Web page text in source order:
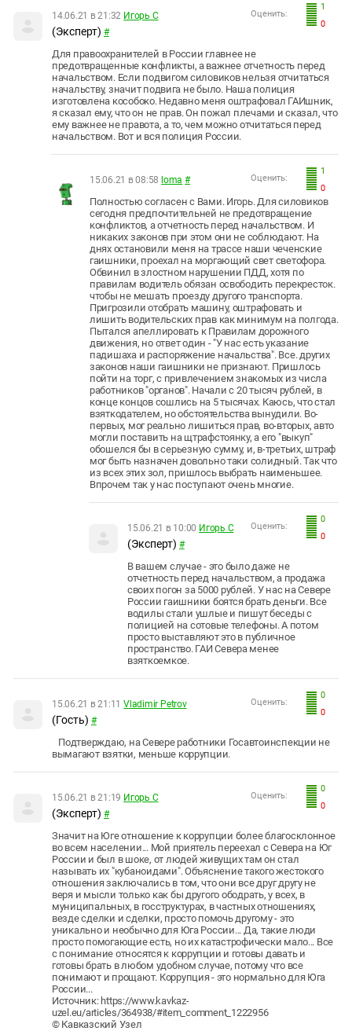
1
0
Оценить:
14.06.21 в 21:32 Игорь С
(Эксперт) #
Для правоохранителей в России главнее не
предотвращенные конфликты, а важнее отчетность перед
начальством. Если подвигом силовиков нельзя отчитаться
начальству, значит подвига не было. Наша полиция
изготовлена кособоко. Недавно меня оштрафовал ГАИшник,
я сказал ему, что он не прав. Он пожал плечами и сказал, что
ему важнее не правота, а то, чем можно отчитаться перед
начальством. Вот и вся полиция России.
1
0
Оценить:
15.06.21 в 08:58 loma #
Полностью согласен с Вами. Игорь. Для силовиков
сегодня предпочтительней не предотвращение
конфликтов, а отчетность перед начальством. И
никаких законов при этом они не соблюдают. На
днях остановили меня на трассе наши чеченские
гаишники, проехал на моргающий свет светофора.
Обвинил в злостном нарушении ПДД, хотя по
правилам водитель обязан освободить перекресток.
чтобы не мешать проезду другого транспорта.
Пригрозили отобрать машину, оштрафовать и
лишить водительских прав как минимум на полгода.
Пытался апеллировать к Правилам дорожного
движения, но ответ один - "У нас есть указание
падишаха и распоряжение начальства". Все. других
законов наши гаишники не признают. Пришлось
пойти на торг, с привлечением знакомых из числа
работников "органов". Начали с 20 тысяч рублей, в
конце концов сошлись на 5 тысячах. Каюсь, что стал
взяткодателем, но обстоятельства вынудили. Во-
первых, мог реально лишиться прав, во-вторых, авто
могли поставить на щтрафстоянку, а его "выкуп"
обошелся бы в серьезную сумму, и, в-третьих, штраф
мог быть назначен довольно таки солидный. Так что
из всех этих зол, пришлось выбрать наименьшее.
Впрочем так у нас поступают очень многие.
0
0
Оценить:
15.06.21 в 10:00 Игорь С
(Эксперт) #
В вашем случае - это было даже не
отчетность перед начальством, а продажа
своих погон за 5000 рублей. У нас на Севере
России гаишники боятся брать деньги. Все
водилы стали ушлые и пишут беседы с
полицией на сотовые телефоны. А потом
просто выставляют это в публичное
пространство. ГАИ Севера менее
взяткоемкое.
0
0
Оценить:
15.06.21 в 21:11 Vladimir Petrov
(Гость) #
Подтверждаю, на Севере работники Госавтоинспекции не
вымагают взятки, меньше коррупции.
0
0
Оценить:
15.06.21 в 21:19 Игорь С
(Эксперт) #
Значит на Юге отношение к коррупции более благосклонное
во всем населении... Мой приятель переехал с Севера на Юг
России и был в шоке, от людей живущих там он стал
называть их "кубаноидами". Объяснение такого жестокого
отношения заключались в том, что они все друг другу не
веря и мысли только как бы другого ободрать, у всех, в
муниципальных, в госструктурах, в частных отношениях,
везде сделки и сделки, просто помочь другому - это
уникально и необычно для Юга России... Да, такие люди
просто помогающие есть, но их катастрофически мало... Все
с понимание относятся к коррупции и готовы давать и
готовы брать в любом удобном случае, потому что все
понимают и прощают. Коррупция - это нормально для Юга
России...
Источник: https://www.kavkaz-
uzel.eu/articles/364938/#item_comment_1222956
© Кавказский Узел